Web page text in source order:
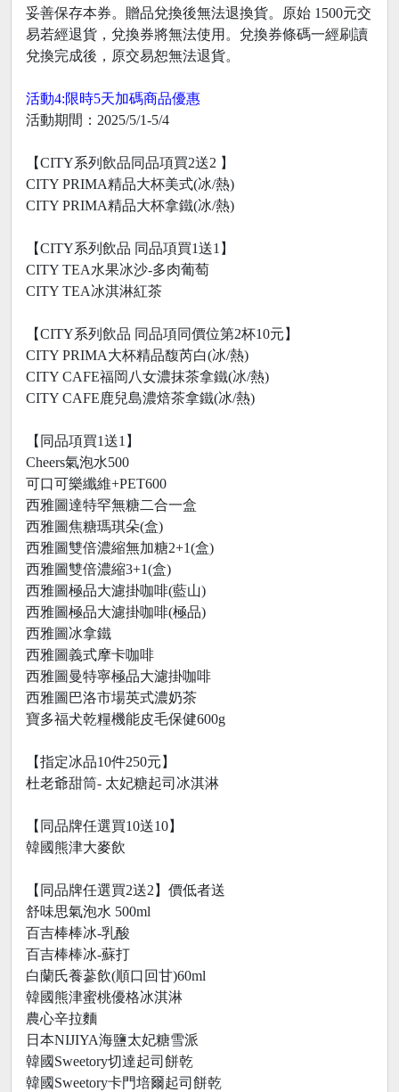
妥善保存本券。贈品兌換後無法退換貨。原始 1500元交
易若經退貨，兌換券將無法使用。兌換券條碼一經刷讀
兌換完成後，原交易恕無法退貨。
活動4:限時5天加碼商品優惠
活動期間：2025/5/1-5/4
【CITY系列飲品同品項買2送2 】
CITY PRIMA精品大杯美式(冰/熱)
CITY PRIMA精品大杯拿鐵(冰/熱)
【CITY系列飲品 同品項買1送1】
CITY TEA水果冰沙-多肉葡萄
CITY TEA冰淇淋紅茶
【CITY系列飲品 同品項同價位第2杯10元】
CITY PRIMA大杯精品馥芮白(冰/熱)
CITY CAFE福岡八女濃抹茶拿鐵(冰/熱)
CITY CAFE鹿兒島濃焙茶拿鐵(冰/熱)
【同品項買1送1】
Cheers氣泡水500
可口可樂纖維+PET600
西雅圖達特罕無糖二合一盒
西雅圖焦糖瑪琪朵(盒)
西雅圖雙倍濃縮無加糖2+1(盒)
西雅圖雙倍濃縮3+1(盒)
西雅圖極品大濾掛咖啡(藍山)
西雅圖極品大濾掛咖啡(極品)
西雅圖冰拿鐵
西雅圖義式摩卡咖啡
西雅圖曼特寧極品大濾掛咖啡
西雅圖巴洛市場英式濃奶茶
寶多福犬乾糧機能皮毛保健600g
【指定冰品10件250元】
杜老爺甜筒- 太妃糖起司冰淇淋
【同品牌任選買10送10】
韓國熊津大麥飲
【同品牌任選買2送2】價低者送
舒味思氣泡水 500ml
百吉棒棒冰-乳酸
百吉棒棒冰-蘇打
白蘭氏養蔘飲(順口回甘)60ml
韓國熊津蜜桃優格冰淇淋
農心辛拉麵
日本NIJIYA海鹽太妃糖雪派
韓國Sweetory切達起司餅乾
韓國Sweetory卡門培爾起司餅乾